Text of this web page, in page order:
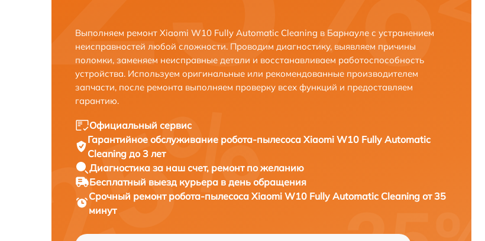
Выполняем ремонт Xiaomi W10 Fully Automatic Cleaning в Барнауле с устранением
неисправностей любой сложности. Проводим диагностику, выявляем причины
поломки, заменяем неисправные детали и восстанавливаем работоспособность
устройства. Используем оригинальные или рекомендованные производителем
запчасти, после ремонта выполняем проверку всех функций и предоставляем
гарантию.
Официальный сервис
Гарантийное обслуживание робота-пылесоса Xiaomi W10 Fully Automatic
Cleaning до 3 лет
Диагностика за наш счет, ремонт по желанию
Бесплатный выезд курьера в день обращения
Срочный ремонт робота-пылесоса Xiaomi W10 Fully Automatic Cleaning от 35
минут